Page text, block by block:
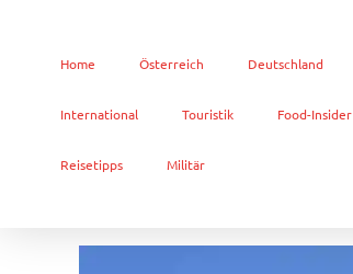
Home Österreich Deutschland
International Touristik Food-Insider
Reisetipps Militär